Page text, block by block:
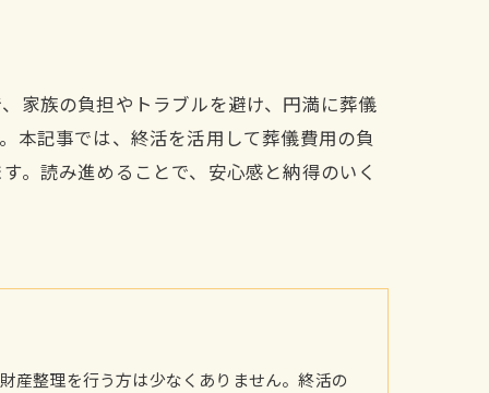
家族の負担やトラブルを避け、円満に葬儀
本記事では、終活を活用して葬儀費用の負
。読み進めることで、安心感と納得のいく
産整理を行う方は少なくありません。終活の